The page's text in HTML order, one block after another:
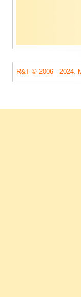
R&T © 2006 - 2024.